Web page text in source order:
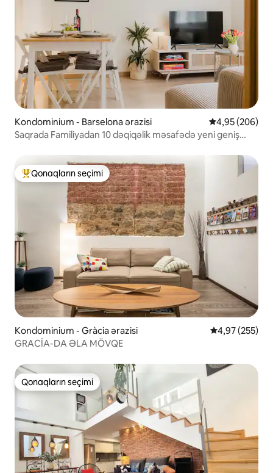
Kondominium - Barselona ərazisi Ortalama
4,95 (206)
Saqrada Familiyadan 10 dəqiqəlik məsafədə yeni geniş
Populyar "Qonaqların seçimi"
Qonaqların seçimi
Kondominium - Gràcia ərazisi Ortalama
4,97 (255)
GRACİA-DA ƏLA MÖVQE
Qonaqların seçimi
Qonaqların seçimi